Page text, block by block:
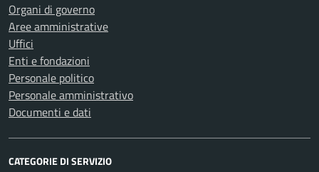
Organi di governo
Aree amministrative
Uffici
Enti e fondazioni
Personale politico
Personale amministrativo
Documenti e dati
CATEGORIE DI SERVIZIO